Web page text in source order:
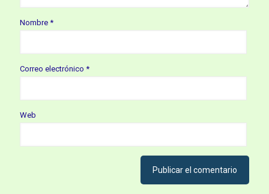
Nombre *
Correo electrónico *
Web